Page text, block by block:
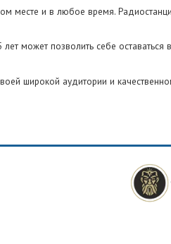
Собрано 9 799 ₽
Владимир
30 Июн 2026 13:11, на СберБанк
25 Июн 2026 07:29, на T-Bank
комментарий не указан
месте и в любое время.
может позволить себе оставаться
широкой аудитории и